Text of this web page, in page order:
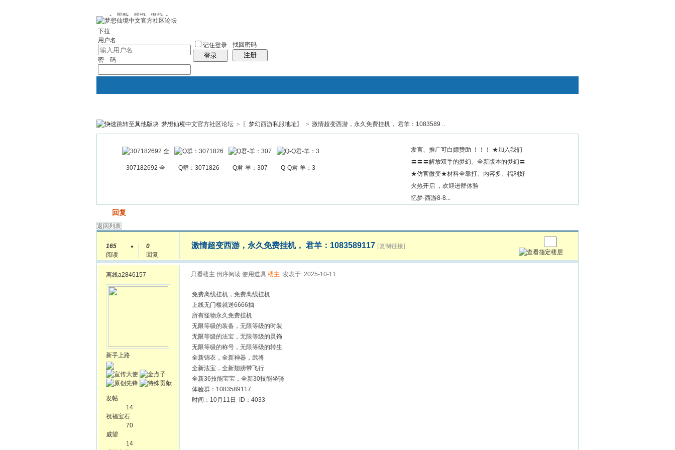
图酷 群组 银行
下拉
用户名
密 码
记住登录
登录
找回密码
注册
银行 群组聚合 我的空间
帖子
搜索
梦想仙境中文官方社区论坛 > 〖梦幻西游私服地址〗 > 激情超变西游，永久免费挂机， 君羊：1083589 ..
307182692 全 Q群：3071826 Q君-羊：307 Q-Q君-羊：3
发言、推广可白嫖赞助 ！！！ ★加入我们
〓〓〓解放双手的梦幻、全新版本的梦幻〓
★仿官微变★材料全靠打、内容多、福利好
火热开启 ，欢迎进群体验
忆梦·西游8-8...
回复
返回列表
165
阅读
0
回复
激情超变西游，永久免费挂机， 君羊：1083589117 [复制链接]
离线a2846157
新手上路
发帖
14
祝福宝石
70
威望
14
只看楼主 倒序阅读 使用道具 楼主 发表于: 2025-10-11
免费离线挂机，免费离线挂机
上线无门槛就送6666抽
所有怪物永久免费挂机
无限等级的装备，无限等级的时装
无限等级的法宝，无限等级的灵饰
无限等级的称号，无限等级的转生
全新锦衣，全新神器，武将
全新法宝，全新翅膀带飞行
全新36技能宝宝，全新30技能坐骑
体验群：1083589117
时间：10月11日 ID：4033